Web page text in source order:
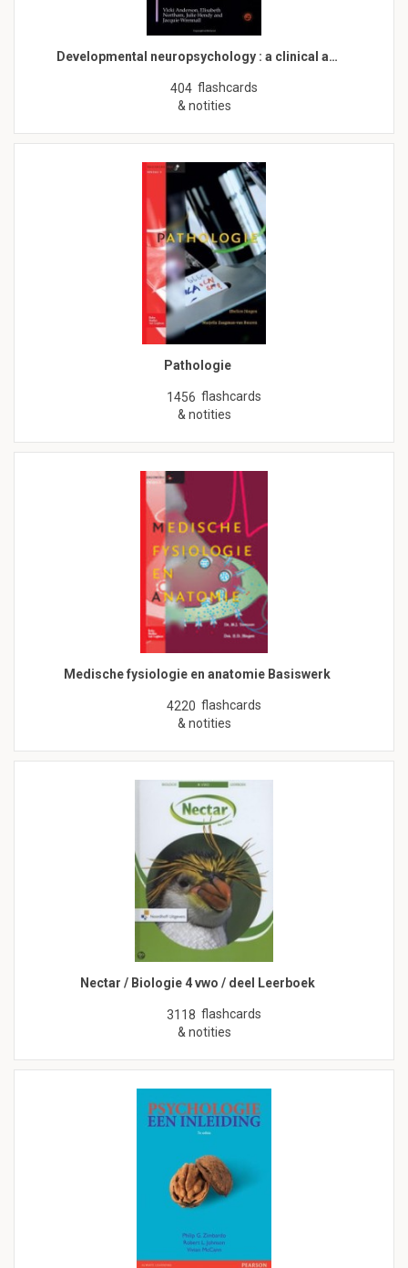
Developmental neuropsychology : a clinical a…
404 flashcards
& notities
Pathologie
1456 flashcards
& notities
Medische fysiologie en anatomie Basiswerk
4220 flashcards
& notities
Nectar / Biologie 4 vwo / deel Leerboek
3118 flashcards
& notities